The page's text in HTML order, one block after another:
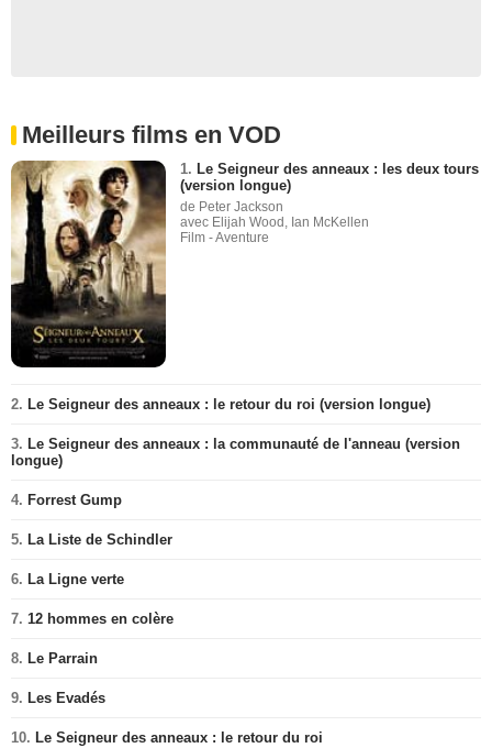
Meilleurs films en VOD
1. Le Seigneur des anneaux : les deux tours
(version longue)
de Peter Jackson
avec Elijah Wood, Ian McKellen
Film - Aventure
2. Le Seigneur des anneaux : le retour du roi (version longue)
3. Le Seigneur des anneaux : la communauté de l'anneau (version
longue)
4. Forrest Gump
5. La Liste de Schindler
6. La Ligne verte
7. 12 hommes en colère
8. Le Parrain
9. Les Evadés
10. Le Seigneur des anneaux : le retour du roi